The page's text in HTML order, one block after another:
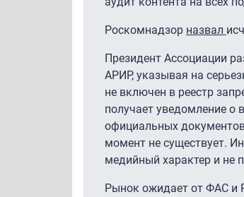
Роскомнадзор назвал
Президент Ассоциации
АРИР, указывая на
не включен в реестр
получает уведомление
официальных
момент не существует.
медийный характер и не
Рынок ожидает от ФАС и